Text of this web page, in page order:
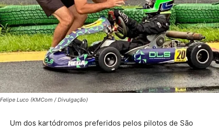
Felipe Luco (KMCom / Divulgação)
Um dos kartódromos preferidos pelos pilotos de São